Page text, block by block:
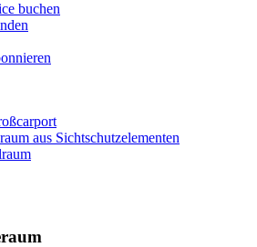
buchen
aus Sichtschutzelementen